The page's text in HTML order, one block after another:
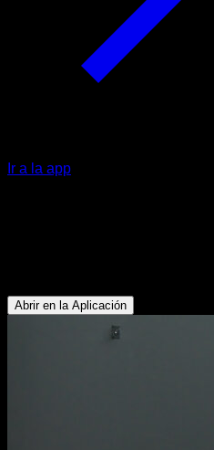
Ir a la app
Abrir en la Aplicación